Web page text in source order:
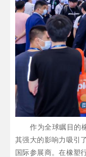
作为全球瞩目的橡
其强大的影响力吸引
国际参展商。在橡塑